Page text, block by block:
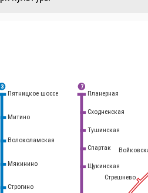
3 7
Стрешнево
Планерная
Сходненская
Тушинская
Спартак
Щукинская
Митино
Волоколамская
Мякинино
Строгино
Пятницкое шоссе